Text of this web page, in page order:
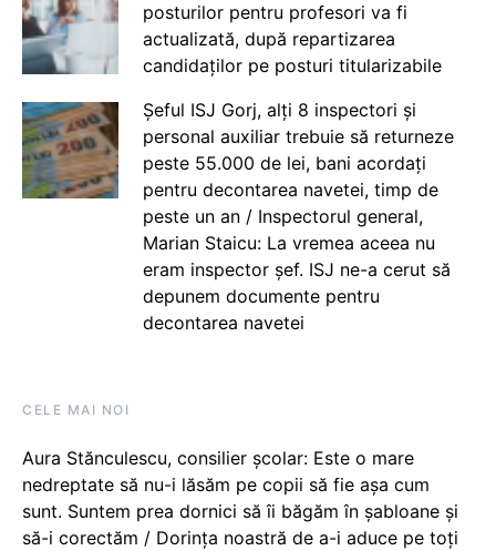
posturilor pentru profesori va fi
actualizată, după repartizarea
candidaților pe posturi titularizabile
Șeful ISJ Gorj, alți 8 inspectori și
personal auxiliar trebuie să returneze
peste 55.000 de lei, bani acordați
pentru decontarea navetei, timp de
peste un an / Inspectorul general,
Marian Staicu: La vremea aceea nu
eram inspector șef. ISJ ne-a cerut să
depunem documente pentru
decontarea navetei
CELE MAI NOI
Aura Stănculescu, consilier școlar: Este o mare
nedreptate să nu-i lăsăm pe copii să fie așa cum
sunt. Suntem prea dornici să îi băgăm în șabloane și
să-i corectăm / Dorința noastră de a-i aduce pe toți